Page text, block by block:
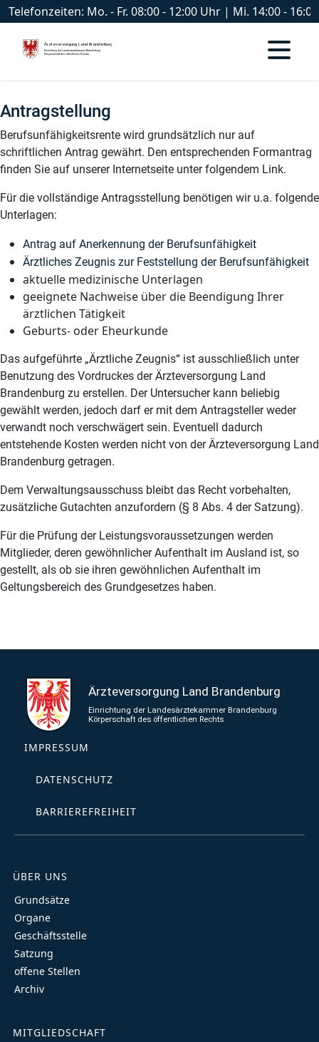
Telefonzeiten: Mo. - Fr. 08:00 - 12:00 Uhr | Mi. 14:00 -
Antragstellung
Berufsunfähigkeitsrente wird grundsätzlich nur auf
schriftlichen Antrag gewährt. Den entsprechenden Formantrag
finden Sie auf unserer Internetseite unter folgendem Link.
Für die vollständige Antragsstellung benötigen wir u.a. folgende
Unterlagen:
Antrag auf Anerkennung der Berufsunfähigkeit
Ärztliches Zeugnis zur Feststellung der Berufsunfähigkeit
aktuelle medizinische Unterlagen
geeignete Nachweise über die Beendigung Ihrer
ärztlichen Tätigkeit
Geburts- oder Eheurkunde
Das aufgeführte „Ärztliche Zeugnis“ ist ausschließlich unter
Benutzung des Vordruckes der Ärzteversorgung Land
Brandenburg zu erstellen. Der Untersucher kann beliebig
gewählt werden, jedoch darf er mit dem Antragsteller weder
verwandt noch verschwägert sein. Eventuell dadurch
entstehende Kosten werden nicht von der Ärzteversorgung Land
Brandenburg getragen.
Dem Verwaltungsausschuss bleibt das Recht vorbehalten,
zusätzliche Gutachten anzufordern (§ 8 Abs. 4 der Satzung).
Für die Prüfung der Leistungsvoraussetzungen werden
Mitglieder, deren gewöhnlicher Aufenthalt im Ausland ist, so
gestellt, als ob sie ihren gewöhnlichen Aufenthalt im
Geltungsbereich des Grundgesetzes haben.
IMPRESSUM
DATENSCHUTZ
BARRIEREFREIHEIT
ÜBER UNS
Grundsätze
Organe
Geschäftsstelle
Satzung
offene Stellen
Archiv
MITGLIEDSCHAFT